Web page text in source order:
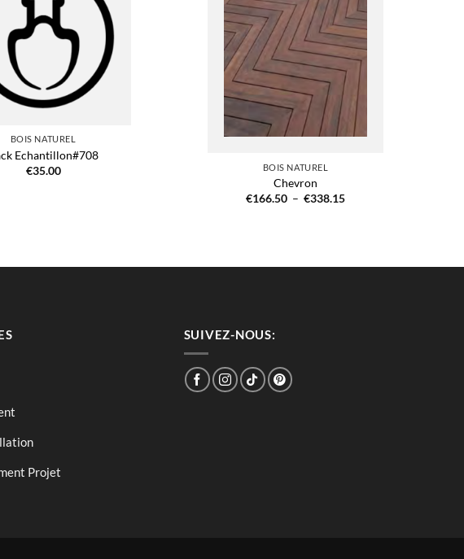
BOIS NATUREL
Echantillon#708
€35.00 BOIS NATUREL
Chevron
€166.50 – €338.15Plage
Projet
SUIVEZ-NOUS: